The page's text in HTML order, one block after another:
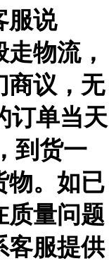
服说
物流，
商议，无
订单当天
到货一
物。如已
质量问题
客服提供